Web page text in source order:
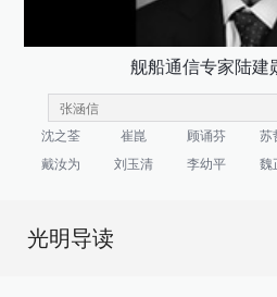
舰船通信专家陆建
沈之荃 崔崑 顾诵芬 苏
戴汝为
刘玉清 李幼平 魏
光明导读